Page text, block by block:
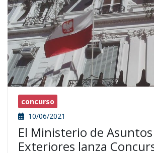
concurso
10/06/2021
El Ministerio de Asuntos
Exteriores lanza